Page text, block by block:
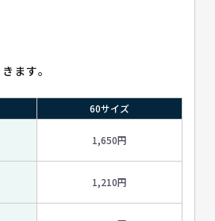
ます。
60サイズ
1,650円
1,210円